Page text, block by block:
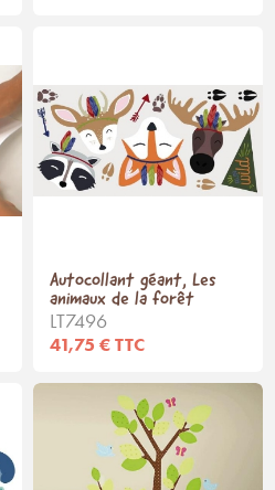
Autocollant géant, Les
animaux de la forêt
LT7496
41,75 € TTC